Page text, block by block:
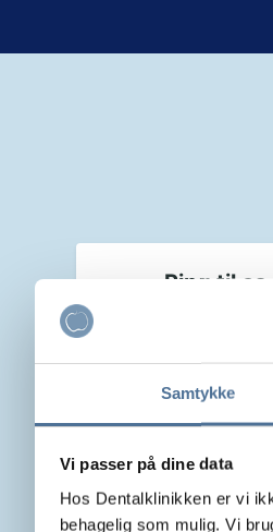
Samtykke
Vi passer på dine data
Hos Dentalklinikken er vi
behagelig som mulig. Vi
Ring til os